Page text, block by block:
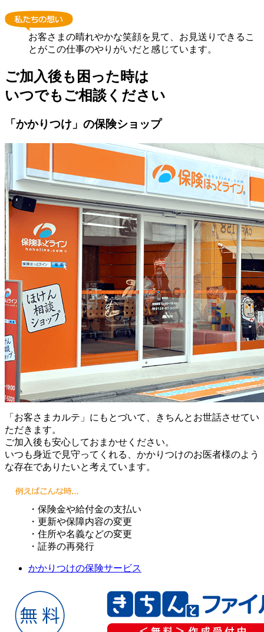
お客さまの晴れやかな笑顔を見て、お見送りできるこ
とがこの仕事のやりがいだと感じています。
ご加入後も困った時は
いつでもご相談ください
「かかりつけ」の保険ショップ
「お客さまカルテ」にもとづいて、きちんとお世話させてい
ただきます。
ご加入後も安心しておまかせください。
いつも身近で見守ってくれる、かかりつけのお医者様のよう
な存在でありたいと考えています。
・保険金や給付金の支払い
・更新や保障内容の変更
・住所や名義などの変更
・証券の再発行
かかりつけの保険サービス